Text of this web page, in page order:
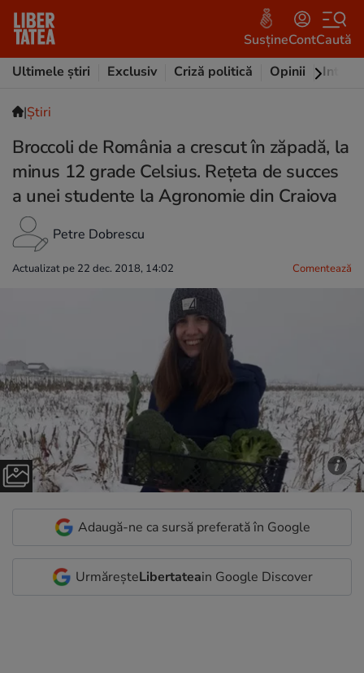
SusțineContCaută
Ultimele știri
Exclusiv Criză politică Opinii
|Ştiri
Broccoli de România a crescut în zăpadă, la
minus 12 grade Celsius. Rețeta de succes
a unei studente la Agronomie din Craiova
Petre Dobrescu
Actualizat pe 22 dec. 2018, 14:02 Comentează
Adaugă-ne ca sursă preferată în Google
UrmăreșteLibertateain Google Discover